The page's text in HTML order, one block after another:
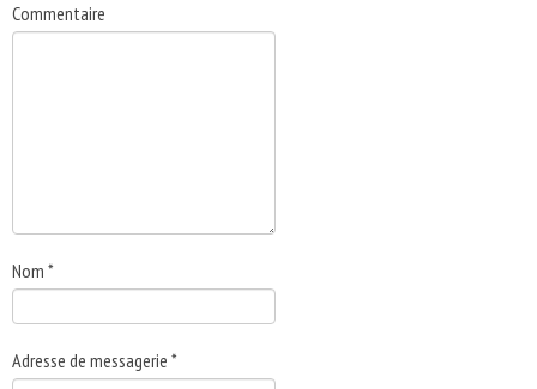
Commentaire
Nom *
Adresse de messagerie *